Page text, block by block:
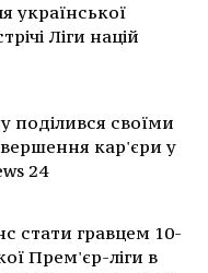
української
Ліги націй
поділився своїми
кар'єри у
24
стати гравцем 10-
Прем'єр-ліги в